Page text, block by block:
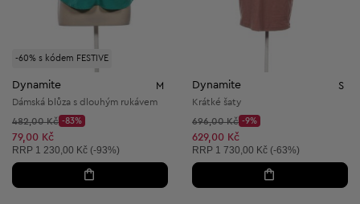
-60% s kódem FESTIVE
Dynamite M
Dámská blůza s dlouhým rukávem
Původní cena:
482,00 Kč
Discount Price:
-83%
Snížená cena:
79,00 Kč
Doporučená cena:
RRP 1 230,00 Kč (-93%)
Dynamite S
Krátké šaty
Původní cena:
696,00 Kč
Discount Price:
-9%
Snížená cena:
629,00 Kč
Doporučená cena:
RRP 1 730,00 Kč (-63%)